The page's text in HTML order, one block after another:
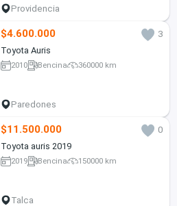
Providencia
$4.600.000
3
Toyota Auris
2010 Bencina 360000 km
Paredones
$11.500.000
0
Toyota auris 2019
2019 Bencina 150000 km
Talca